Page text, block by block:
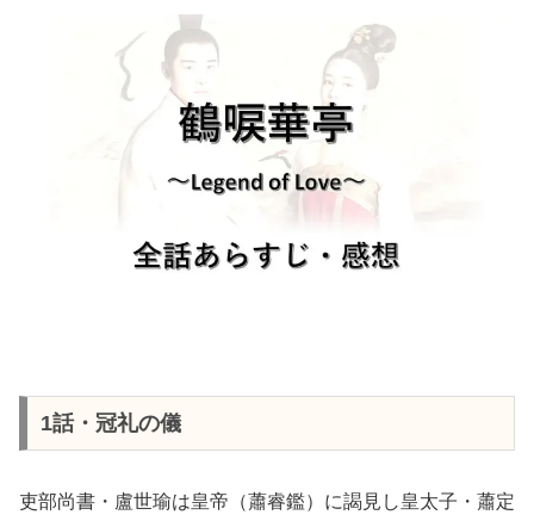
1話・冠礼の儀
吏部尚書・盧世瑜は皇帝（蕭睿鑑）に謁見し皇太子・蕭定